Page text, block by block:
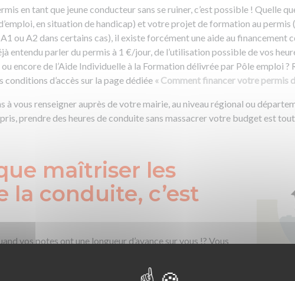
en tant que jeune conducteur sans se ruiner, c’est possible ! Quelle
en situation de handicap) et votre projet de formation au
ou A2 dans certains cas), il existe forcément une aide au financement
entendu parler du permis à 1 €/jour, de l’utilisation possible de vos
encore de l’Aide Individuelle à la Formation délivrée par Pôle emploi ?
conditions d’accès sur la page dédiée « Comment financer votre permis
à vous renseigner auprès de votre mairie, au niveau régional ou
prendre des heures de conduite sans massacrer votre budget est
maîtriser les
la conduite, c’est
vos potes ont une longueur d’avance sur vous !? Vous
le premier ? Bonne nouvelle : apprendre à conduire pour
moyen de paraître le pote le plus stylé de la